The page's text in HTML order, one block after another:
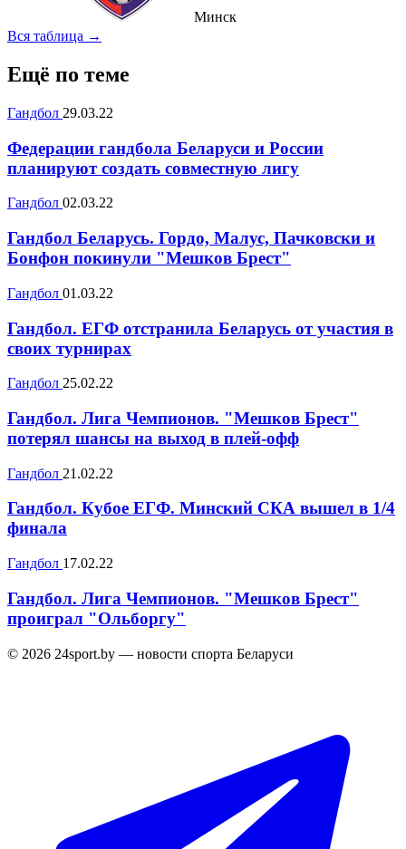
Минск
Вся таблица →
Ещё по теме
Гандбол 29.03.22
Федерации гандбола Беларуси и России
планируют создать совместную лигу
Гандбол 02.03.22
Гандбол Беларусь. Гордо, Малус, Пачковски и
Бонфон покинули "Мешков Брест"
Гандбол 01.03.22
Гандбол. ЕГФ отстранила Беларусь от участия в
своих турнирах
Гандбол 25.02.22
Гандбол. Лига Чемпионов. "Мешков Брест"
потерял шансы на выход в плей-офф
Гандбол 21.02.22
Гандбол. Кубое ЕГФ. Минский СКА вышел в 1/4
финала
Гандбол 17.02.22
Гандбол. Лига Чемпионов. "Мешков Брест"
проиграл "Ольборгу"
© 2026 24sport.by — новости спорта Беларуси